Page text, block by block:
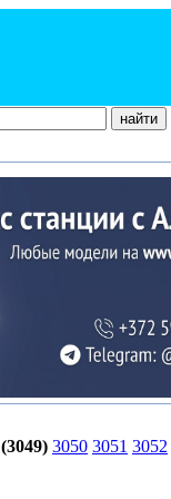
(3049) 3050 3051 3052